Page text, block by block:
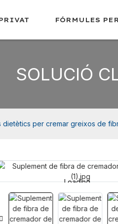
FÓRMULES
SOLUCIÓ
dietètics per cremar greixos de
Loading...
Loading...